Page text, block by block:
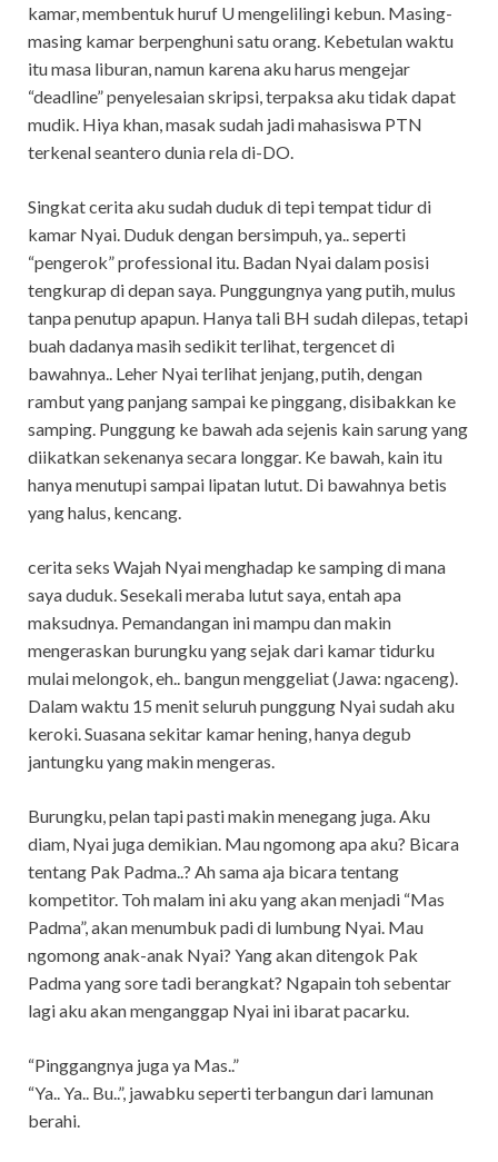
kamar, membentuk huruf U mengelilingi kebun. Masing-
masing kamar berpenghuni satu orang. Kebetulan waktu
itu masa liburan, namun karena aku harus mengejar
“deadline” penyelesaian skripsi, terpaksa aku tidak dapat
mudik. Hiya khan, masak sudah jadi mahasiswa PTN
terkenal seantero dunia rela di-DO.
Singkat cerita aku sudah duduk di tepi tempat tidur di
kamar Nyai. Duduk dengan bersimpuh, ya.. seperti
“pengerok” professional itu. Badan Nyai dalam posisi
tengkurap di depan saya. Punggungnya yang putih, mulus
tanpa penutup apapun. Hanya tali BH sudah dilepas, tetapi
buah dadanya masih sedikit terlihat, tergencet di
bawahnya.. Leher Nyai terlihat jenjang, putih, dengan
rambut yang panjang sampai ke pinggang, disibakkan ke
samping. Punggung ke bawah ada sejenis kain sarung yang
diikatkan sekenanya secara longgar. Ke bawah, kain itu
hanya menutupi sampai lipatan lutut. Di bawahnya betis
yang halus, kencang.
cerita seks Wajah Nyai menghadap ke samping di mana
saya duduk. Sesekali meraba lutut saya, entah apa
maksudnya. Pemandangan ini mampu dan makin
mengeraskan burungku yang sejak dari kamar tidurku
mulai melongok, eh.. bangun menggeliat (Jawa: ngaceng).
Dalam waktu 15 menit seluruh punggung Nyai sudah aku
keroki. Suasana sekitar kamar hening, hanya degub
jantungku yang makin mengeras.
Burungku, pelan tapi pasti makin menegang juga. Aku
diam, Nyai juga demikian. Mau ngomong apa aku? Bicara
tentang Pak Padma..? Ah sama aja bicara tentang
kompetitor. Toh malam ini aku yang akan menjadi “Mas
Padma”, akan menumbuk padi di lumbung Nyai. Mau
ngomong anak-anak Nyai? Yang akan ditengok Pak
Padma yang sore tadi berangkat? Ngapain toh sebentar
lagi aku akan menganggap Nyai ini ibarat pacarku.
“Pinggangnya juga ya Mas..”
“Ya.. Ya.. Bu..”, jawabku seperti terbangun dari lamunan
berahi.